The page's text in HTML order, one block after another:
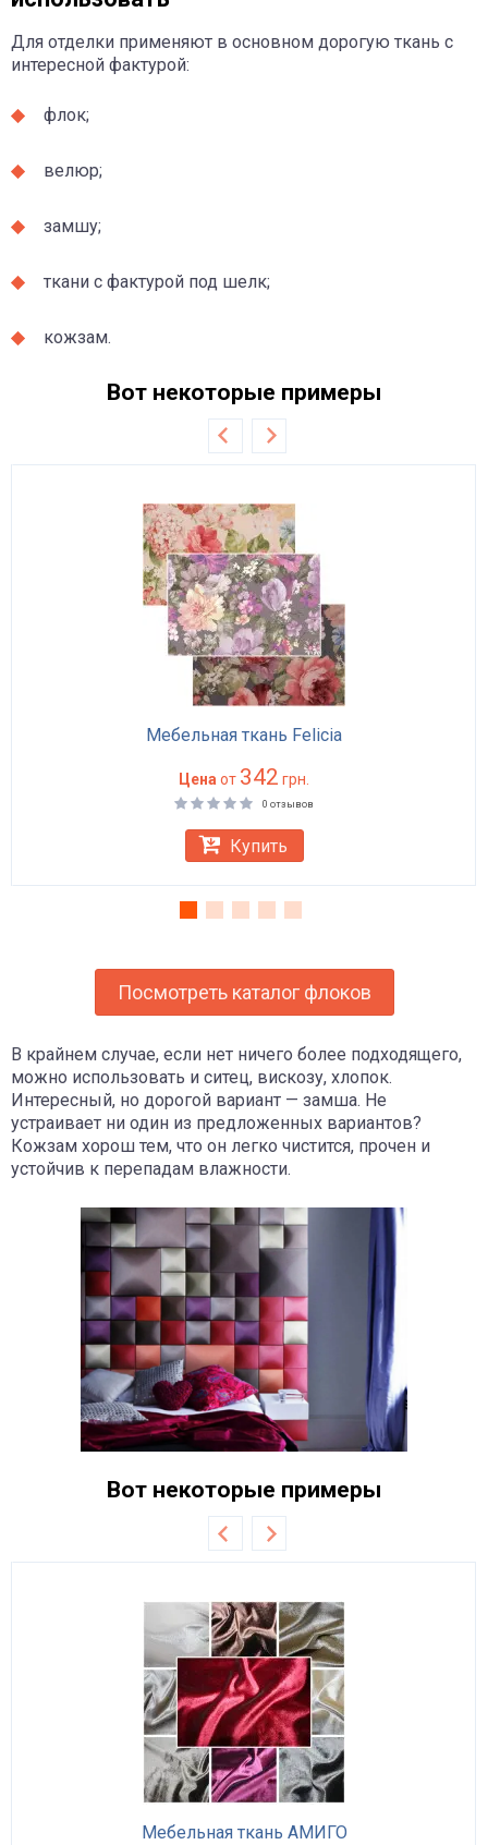
Для отделки применяют в основном дорогую ткань с
интересной фактурой:
флок;
велюр;
замшу;
ткани с фактурой под шелк;
кожзам.
Вот некоторые примеры
Мебельная ткань Felicia
Цена от 342 грн.
0 отзывов
Купить
Посмотреть каталог флоков
В крайнем случае, если нет ничего более подходящего,
можно использовать и ситец, вискозу, хлопок.
Интересный, но дорогой вариант — замша. Не
устраивает ни один из предложенных вариантов?
Кожзам хорош тем, что он легко чистится, прочен и
устойчив к перепадам влажности.
Вот некоторые примеры
Мебельная ткань АМИГО